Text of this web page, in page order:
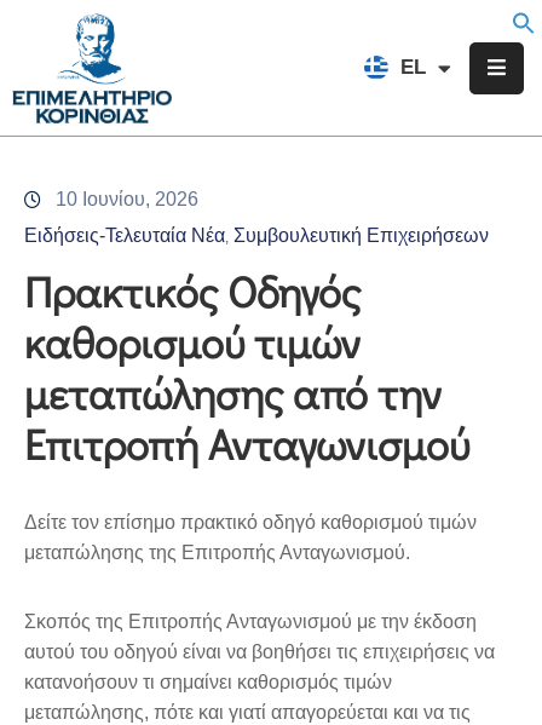
EL
FR
Επιμελητήριο
Υπηρεσίες
Προγράμματα
Δράσεις
Εκδηλώσεις
Επικοινωνία
10 Ιουνίου, 2026
Ειδήσεις-Τελευταία Νέα Συμβουλευτική Επιχειρήσεων
Πρακτικός Οδηγός
καθορισμού τιμών
μεταπώλησης από την
Επιτροπή Ανταγωνισμού
Δείτε τον επίσημο πρακτικό οδηγό καθορισμού τιμών
μεταπώλησης της Επιτροπής Ανταγωνισμού.
Σκοπός της Επιτροπής Ανταγωνισμού με την έκδοση
αυτού του οδηγού είναι να βοηθήσει τις επιχειρήσεις να
κατανοήσουν τι σημαίνει καθορισμός τιμών
μεταπώλησης, πότε και γιατί απαγορεύεται και να τις